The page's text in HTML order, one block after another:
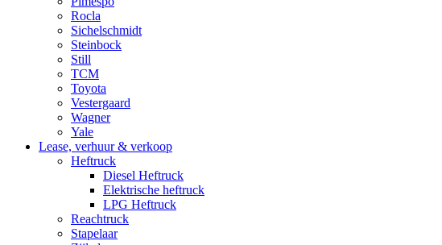
Rocla
Sichelschmidt
Steinbock
Still
TCM
Toyota
Vestergaard
Wagner
Yale
Lease, verhuur & verkoop
Heftruck
Diesel Heftruck
Elektrische heftruck
LPG Heftruck
Reachtruck
Stapelaar